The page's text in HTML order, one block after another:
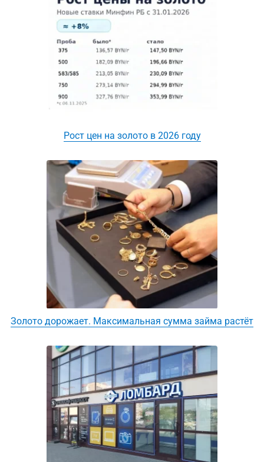
Рост цен на золото в 2026 году
Золото дорожает. Максимальная сумма займа растёт